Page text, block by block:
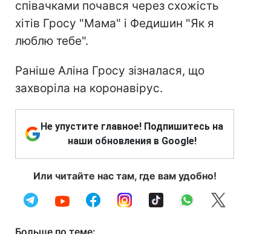
співачками почався через схожість
хітів Гросу "Мама" і Федишин "Як я
люблю тебе".
Раніше Аліна Гросу зізналася, що
захворіла на коронавірус.
Не упустите главное! Подпишитесь на
наши обновления в Google!
Или читайте нас там, где вам удобно!